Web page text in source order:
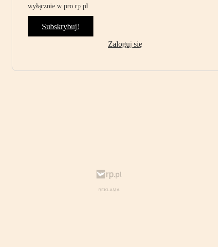
wyłącznie w pro.rp.pl.
Subskrybuj!
Zaloguj się